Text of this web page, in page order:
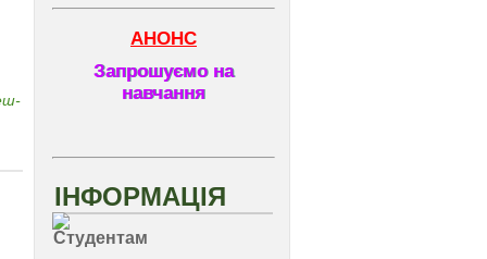
АНОНС
Запрошуємо на
навчання
ІНФОРМАЦІЯ
Студентам